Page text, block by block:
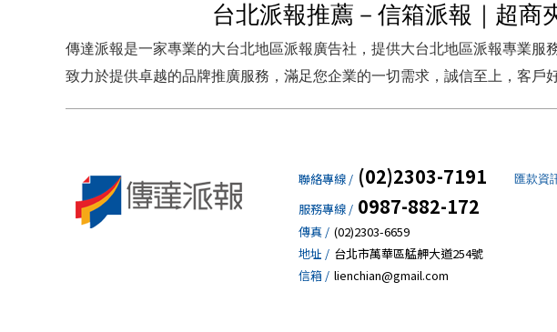
台北派報推薦－信箱派報｜超商
傳達派報是一家專業的大台北地區派報廣告社，提供大台北地區派報專業
致力於提供卓越的品牌推廣服務，滿足您企業的一切需求，誠信至上，客戶
聯絡專線 / (02)2303-7191
服務專線 / 0987-882-172
傳真 / (02)2303-6659
地址 / 台北市萬華區艋舺大道254號
信箱 / lienchian@gmail.com
匯款資